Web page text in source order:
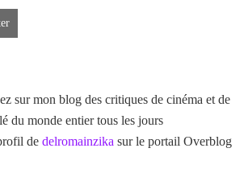
sur mon blog des critiques de cinéma et de
du monde entier tous les jours
de delromainzika sur le portail Overblog